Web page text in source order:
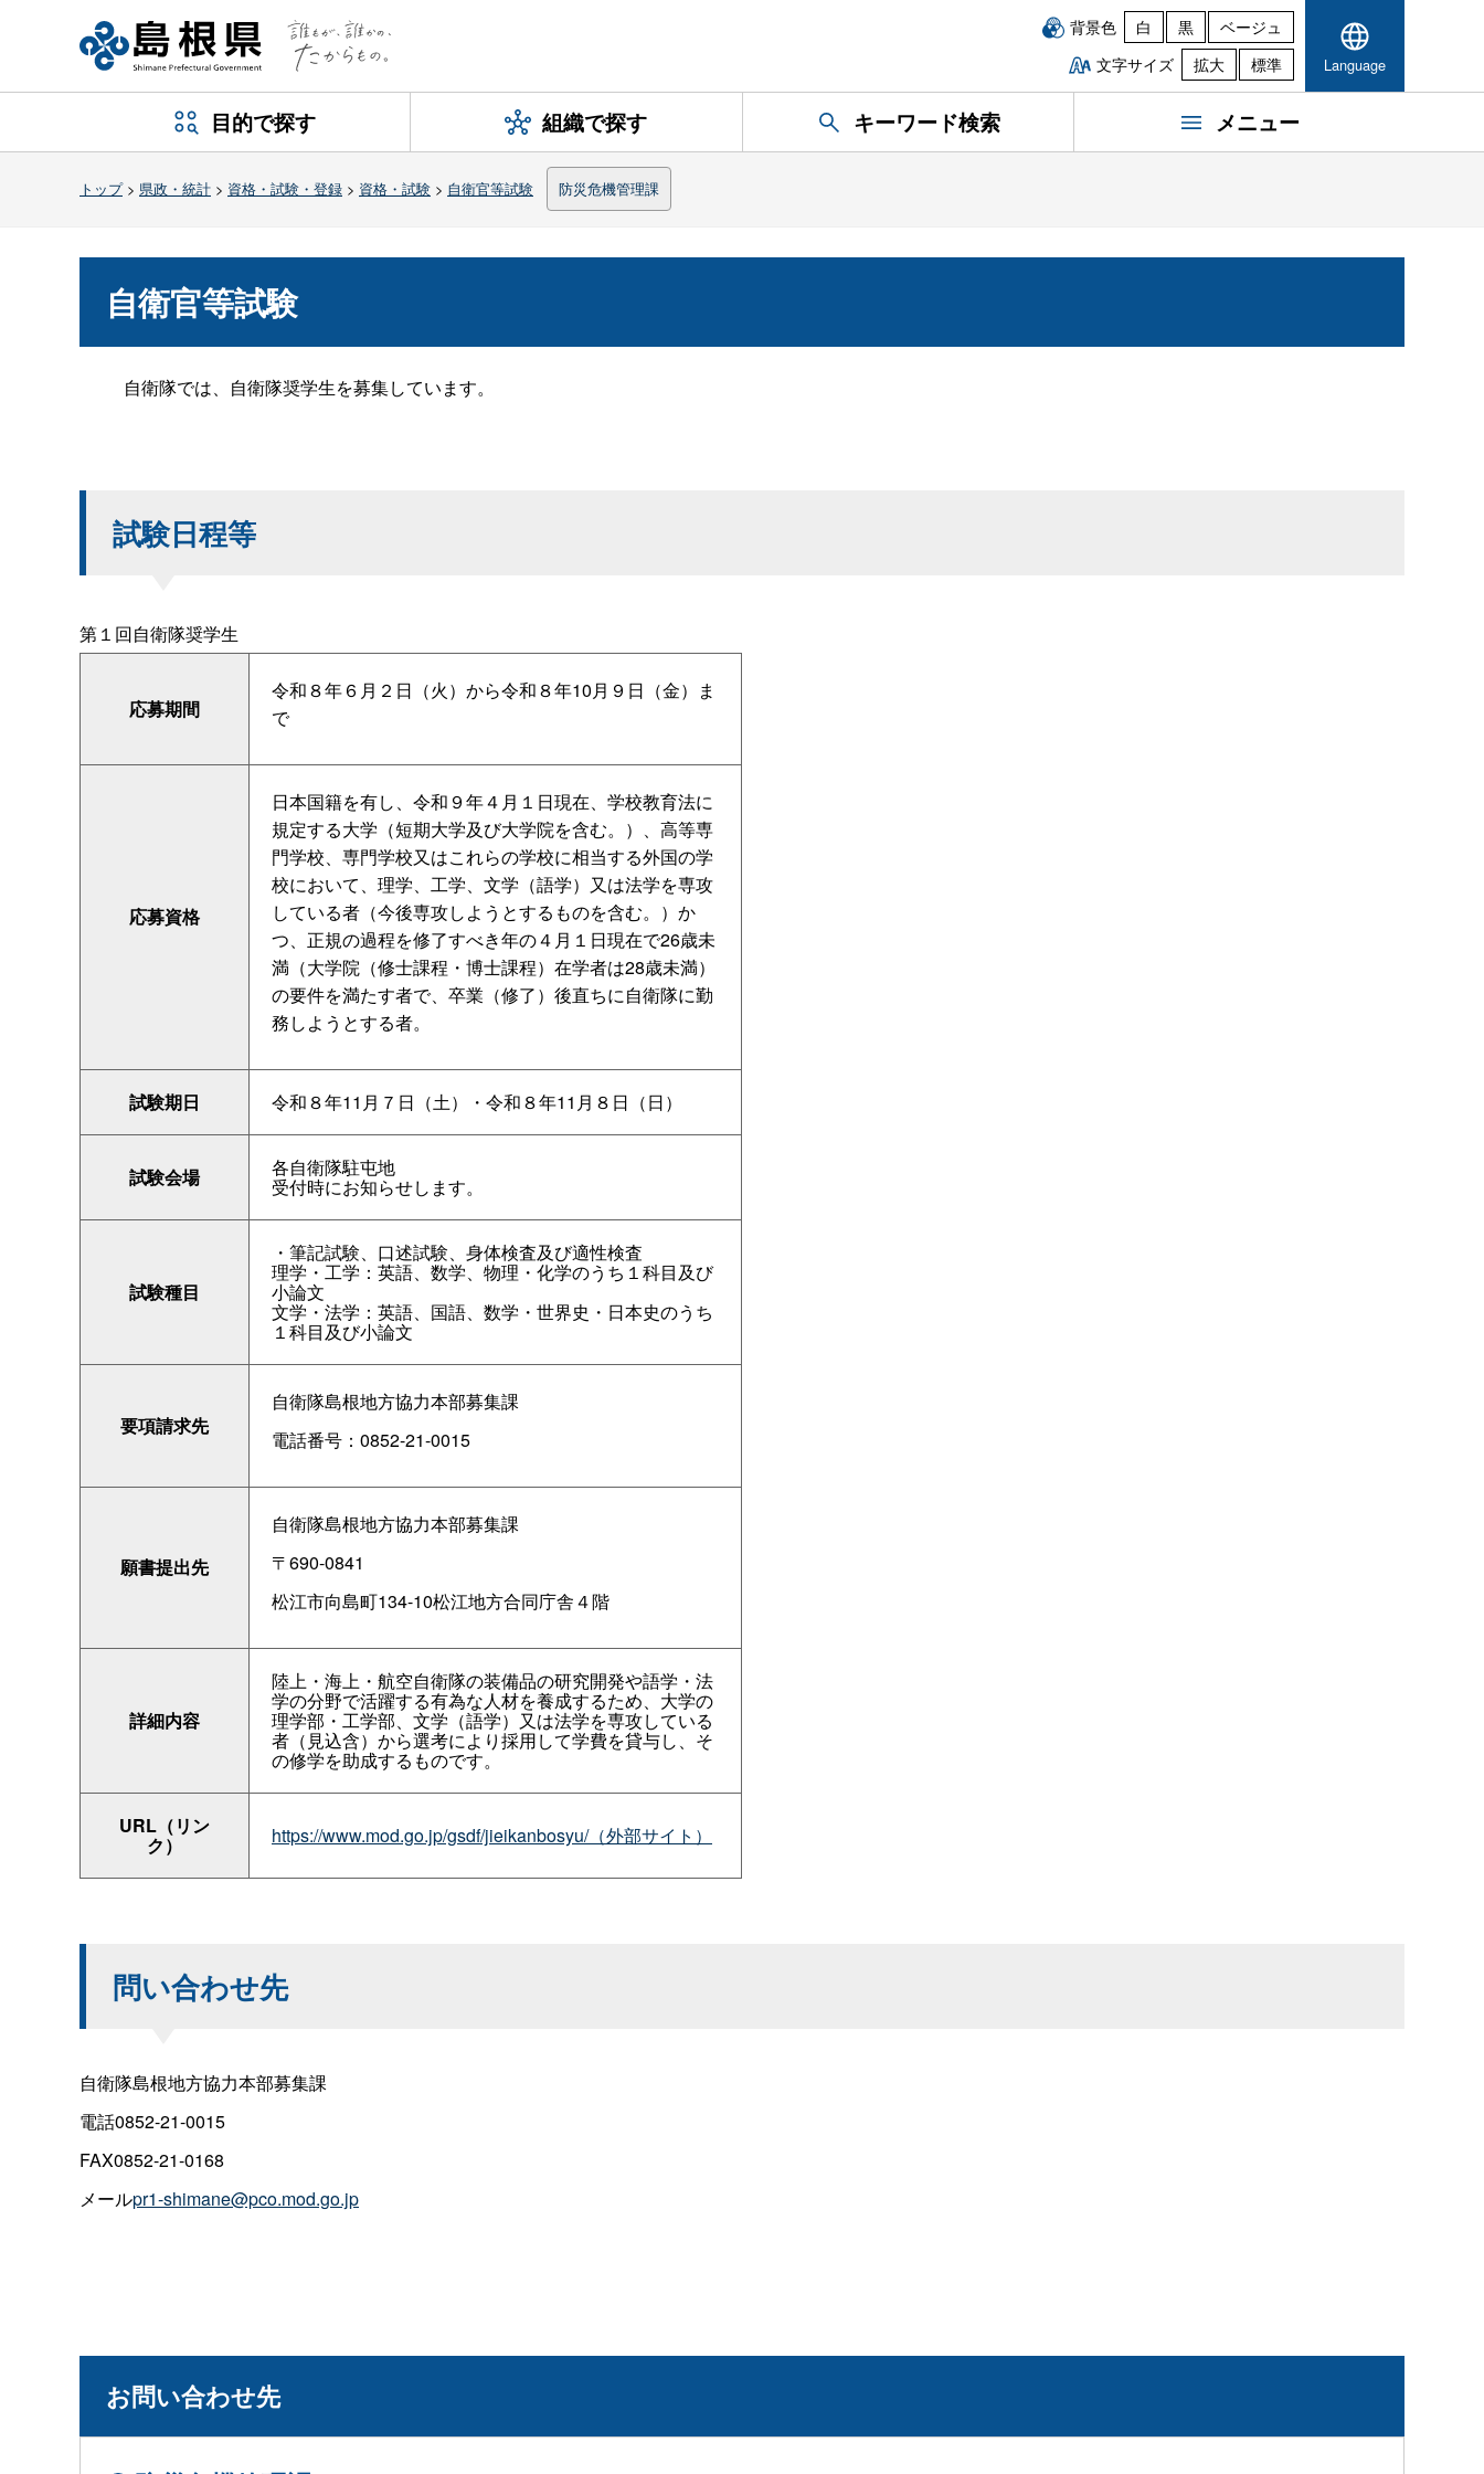
背景色 白 黒
ベージュ
文字サイズ
拡大 標準 Language
目的で探す 組織で探す キーワード検索 メニュー
トップ> 県政・統計 > 資格・試験・登録 > 資格・試験 > 自衛官等試験 防災危機管理課
自衛官等試験
自衛隊では、自衛隊奨学生を募集しています。
試験日程等
第１回自衛隊奨学生
応募期間
令和８年６月２日（火）から令和８年10月９日（金）ま
で
応募資格
日本国籍を有し、令和９年４月１日現在、学校教育法に
規定する大学（短期大学及び大学院を含む。）、高等専
門学校、専門学校又はこれらの学校に相当する外国の学
校において、理学、工学、文学（語学）又は法学を専攻
している者（今後専攻しようとするものを含む。）か
つ、正規の過程を修了すべき年の４月１日現在で26歳未
満（大学院（修士課程・博士課程）在学者は28歳未満）
の要件を満たす者で、卒業（修了）後直ちに自衛隊に勤
務しようとする者。
試験期日 令和８年11月７日（土）・令和８年11月８日（日）
試験会場 各自衛隊駐屯地
受付時にお知らせします。
試験種目
・筆記試験、口述試験、身体検査及び適性検査
理学・工学：英語、数学、物理・化学のうち１科目及び
小論文
文学・法学：英語、国語、数学・世界史・日本史のうち
１科目及び小論文
要項請求先
自衛隊島根地方協力本部募集課
電話番号：0852-21-0015
願書提出先
自衛隊島根地方協力本部募集課
〒690-0841
松江市向島町134-10松江地方合同庁舎４階
詳細内容
陸上・海上・航空自衛隊の装備品の研究開発や語学・法
学の分野で活躍する有為な人材を養成するため、大学の
理学部・工学部、文学（語学）又は法学を専攻している
者（見込含）から選考により採用して学費を貸与し、そ
の修学を助成するものです。
URL（リン
ク） https://www.mod.go.jp/gsdf/jieikanbosyu/（外部サイト）
問い合わせ先
自衛隊島根地方協力本部募集課
電話0852-21-0015
FAX0852-21-0168
メールpr1-shimane@pco.mod.go.jp
お問い合わせ先